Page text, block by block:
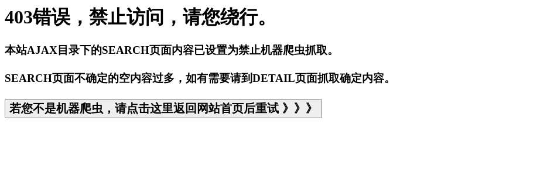
403错误，禁止访问，请您绕行。
本站AJAX目录下的SEARCH页面内容已设置为禁止机器爬虫抓取。
SEARCH页面不确定的空内容过多，如有需要请到DETAIL页面抓取确定内容。
若您不是机器爬虫，请点击这里返回网站首页后重试 》》》